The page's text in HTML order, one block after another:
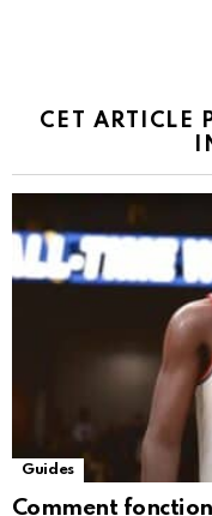
CET ARTICLE
Guides
Comment